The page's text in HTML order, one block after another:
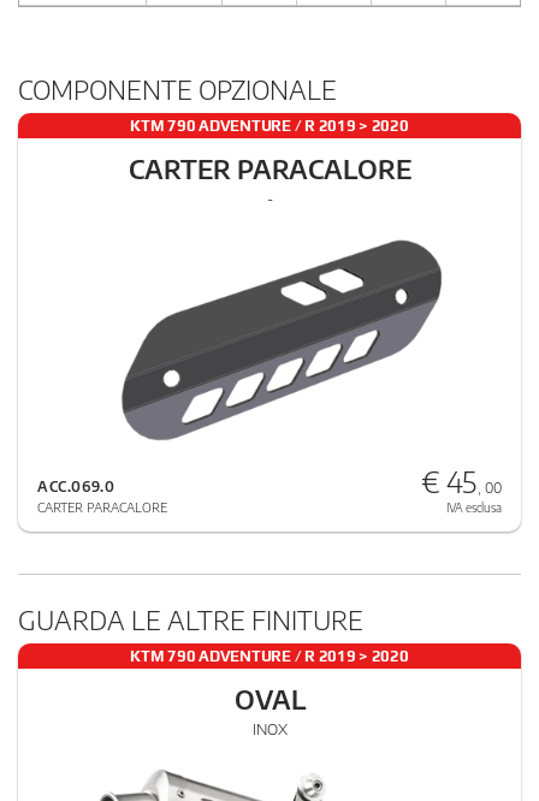
COMPONENTE OPZIONALE
KTM 790 ADVENTURE / R 2019 > 2020
CARTER PARACALORE
-
ACC.069.0
CARTER PARACALORE
€ 45 , 00
IVA esclusa
GUARDA LE ALTRE FINITURE
KTM 790 ADVENTURE / R 2019 > 2020
OVAL
INOX